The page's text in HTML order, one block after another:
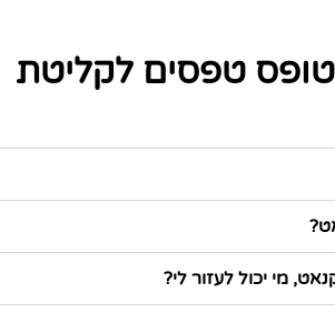
טפסים לקליטת
מי יכול לעזור לי?